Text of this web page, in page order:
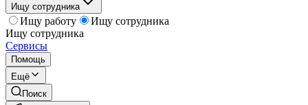
Ищу сотрудника
Ищу работу
Ищу сотрудника
Ищу сотрудника
Сервисы
Помощь
Ещё
Поиск